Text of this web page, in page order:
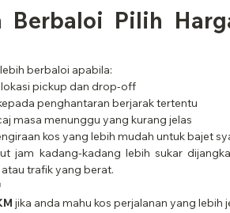
Berbaloi Pilih
berbaloi apabila:
pickup dan drop-off
penghantaran berjarak tertentu
masa menunggu yang kurang jelas
kos yang lebih mudah untuk bajet
jam kadang-kadang lebih sukar
trafik yang berat.
jika anda mahu kos perjalanan yang lebih